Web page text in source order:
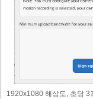
1920x1080 해상도, 초당 3